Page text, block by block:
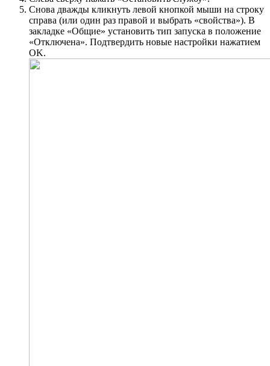
Снова дважды кликнуть левой кнопкой мыши на строку
справа (или один раз правой и выбрать «свойства»). В
закладке «Общие» установить тип запуска в положение
«Отключена». Подтвердить новые настройки нажатием
OK.